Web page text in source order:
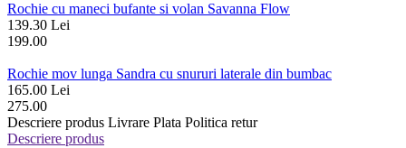
Rochie cu maneci bufante si volan Savanna Flow
139.30 Lei
199.00
Rochie mov lunga Sandra cu snururi laterale din bumbac
165.00 Lei
275.00
Descriere produs Livrare Plata Politica retur
Descriere produs